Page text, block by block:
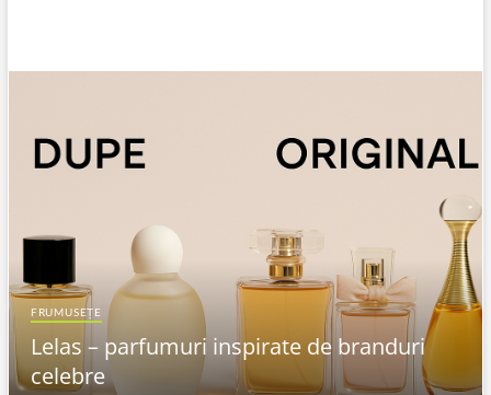
FRUMUSEȚE
Lelas – parfumuri inspirate de branduri
celebre